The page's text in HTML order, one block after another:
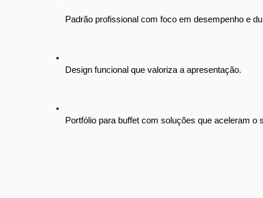
Padrão profissional com foco em desempenho e
Design funcional que valoriza a apresentação.
Portfólio para buffet com soluções que aceleram o